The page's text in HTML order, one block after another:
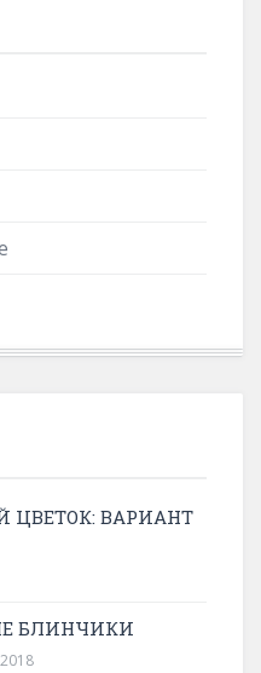
ВАРИАНТ
БЛИНЧИКИ